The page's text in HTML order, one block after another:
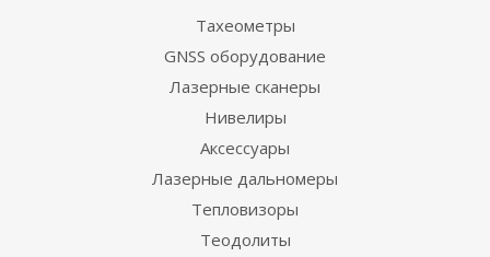
Тахеометры
GNSS оборудование
Лазерные сканеры
Нивелиры
Аксессуары
Лазерные дальномеры
Тепловизоры
Теодолиты